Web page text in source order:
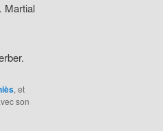
Martial
, et
son